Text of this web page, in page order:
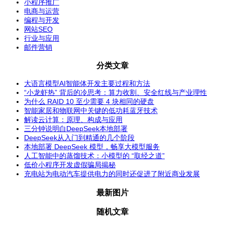
小程序推广
电商与运营
编程与开发
网站SEO
行业与应用
邮件营销
分类文章
大语言模型AI智能体开发主要过程和方法
“小龙虾热” 背后的冷思考：算力收割、安全红线与产业理性
为什么 RAID 10 至少需要 4 块相同的硬盘
智能家居和物联网中关键的低功耗蓝牙技术
解读云计算：原理、构成与应用
三分钟说明白DeepSeek本地部署
DeepSeek从入门到精通的几个阶段
本地部署 DeepSeek 模型，畅享大模型服务
人工智能中的蒸馏技术：小模型的 “取经之道”
低价小程序开发虚假骗局揭秘
充电站为电动汽车提供电力的同时还促进了附近商业发展
最新图片
随机文章